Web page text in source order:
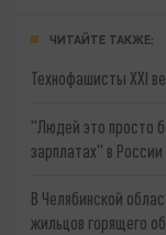
ЧИТАЙТЕ ТАКЖЕ:
Технофашисты XXI
"Людей это просто
зарплатах" в России
В Челябинской
жильцов горящего